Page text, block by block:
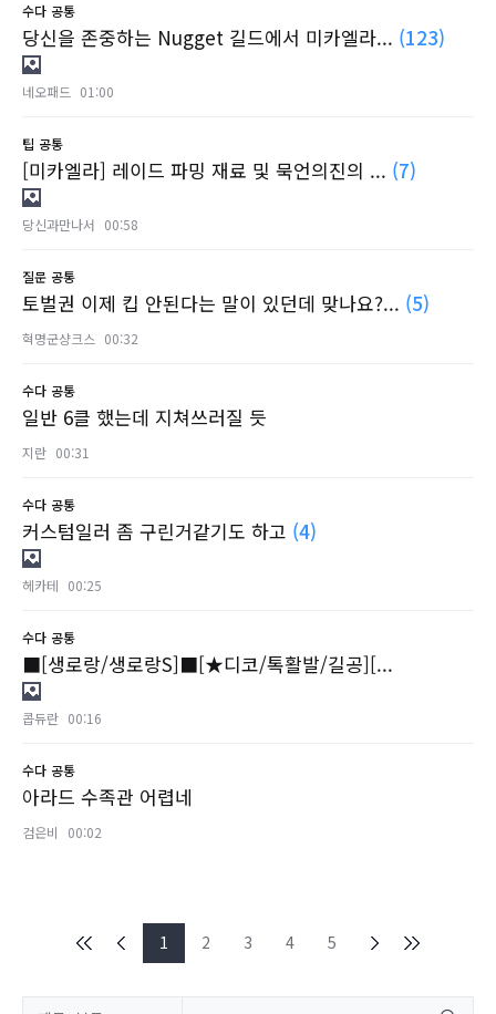
수다 공통
당신을 존중하는 Nugget 길드에서 미카엘라... (123)
네오패드 01:00
팁 공통
[미카엘라] 레이드 파밍 재료 및 묵언의진의 ... (7)
당신과만나서 00:58
질문 공통
토벌권 이제 킵 안된다는 말이 있던데 맞나요?... (5)
혁명군샹크스 00:32
수다 공통
일반 6클 했는데 지쳐쓰러질 듯
지란 00:31
수다 공통
커스텀일러 좀 구린거같기도 하고 (4)
헤카테 00:25
수다 공통
■[생로랑/생로랑S]■[★디코/톡활발/길공][...
콥듀란 00:16
수다 공통
아라드 수족관 어렵네
검은비 00:02
1 2 3 4 5